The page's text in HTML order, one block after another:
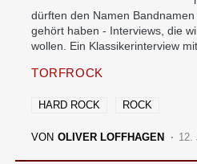
dürften den Namen
gehört haben - Interviews, die
wollen. Ein Klassikerinterview
TORFROCK
HARD ROCK ROCK
VON OLIVER LOFFHAGEN 12.